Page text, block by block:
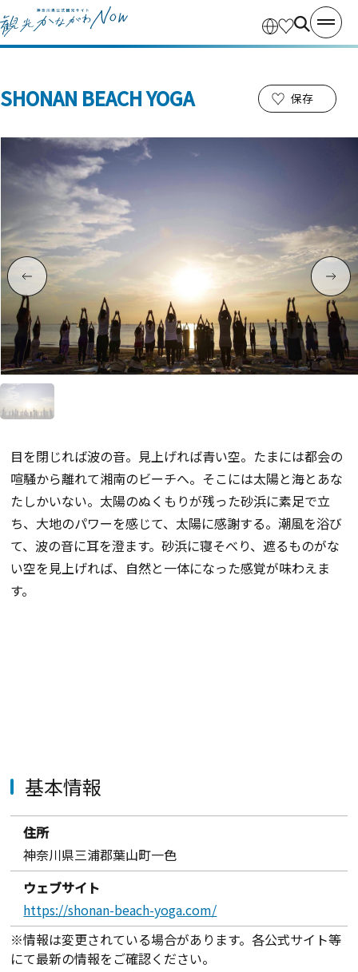
SHONAN BEACH YOGA 保存
目を閉じれば波の音。見上げれば青い空。たまには都会の
喧騒から離れて湘南のビーチへ。そこには太陽と海とあな
たしかいない。太陽のぬくもりが残った砂浜に素足で立
ち、大地のパワーを感じて、太陽に感謝する。潮風を浴び
て、波の音に耳を澄ます。砂浜に寝そべり、遮るものがな
い空を見上げれば、自然と一体になった感覚が味わえま
す。
基本情報
住所
神奈川県三浦郡葉山町一色
ウェブサイト
https://shonan-beach-yoga.com/
※情報は変更されている場合があります。各公式サイト等
にて最新の情報をご確認ください。